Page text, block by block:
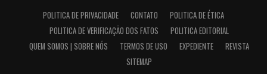
POLITICA DE PRIVACIDADE CONTATO
POLITICA DE ÉTICA
POLITICA DE VERIFICAÇÃO DOS FATOS
POLITICA EDITORIAL
QUEM SOMOS | SOBRE NÓS
TERMOS DE USO EXPEDIENTE
REVISTA
SITEMAP